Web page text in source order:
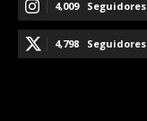
4,009 Seguidores
4,798 Seguidores